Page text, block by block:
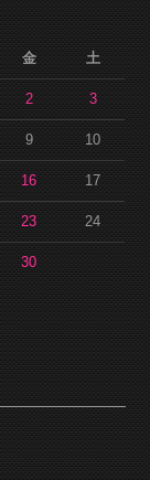
金 土
2 3
9 10
16 17
23 24
30